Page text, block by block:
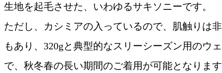
生地を起毛させた、いわゆるサキソニーです。
ただし、カシミアの入っているので、肌触りは
もあり、320gと典型的なスリーシーズン用のウ
で、秋冬春の長い期間のご着用が可能となりま